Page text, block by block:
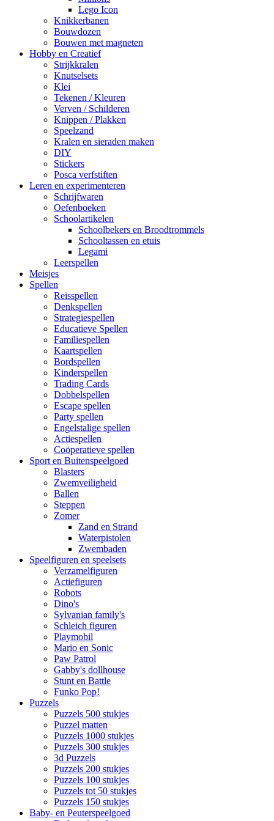
Lego Icon
Knikkerbanen
Bouwdozen
Bouwen met magneten
Hobby en Creatief
Strijkkralen
Knutselsets
Klei
Tekenen / Kleuren
Verven / Schilderen
Knippen / Plakken
Speelzand
Kralen en sieraden maken
DIY
Stickers
Posca verfstiften
Leren en experimenteren
Schrijfwaren
Oefenboeken
Schoolartikelen
Schoolbekers en Broodtrommels
Schooltassen en etuis
Legami
Leerspellen
Meisjes
Spellen
Reisspellen
Denkspellen
Strategiespellen
Educatieve Spellen
Familiespellen
Kaartspellen
Bordspellen
Kinderspellen
Trading Cards
Dobbelspellen
Escape spellen
Party spellen
Engelstalige spellen
Actiespellen
Coöperatieve spellen
Sport en Buitenspeelgoed
Blasters
Zwemveiligheid
Ballen
Steppen
Zomer
Zand en Strand
Waterpistolen
Zwembaden
Speelfiguren en speelsets
Verzamelfiguren
Actiefiguren
Robots
Dino's
Sylvanian family's
Schleich figuren
Playmobil
Mario en Sonic
Paw Patrol
Gabby's dollhouse
Stunt en Battle
Funko Pop!
Puzzels
Puzzels 500 stukjes
Puzzel matten
Puzzels 1000 stukjes
Puzzels 300 stukjes
3d Puzzels
Puzzels 200 stukjes
Puzzels 100 stukjes
Puzzels tot 50 stukjes
Puzzels 150 stukjes
Baby- en Peuterspeelgoed